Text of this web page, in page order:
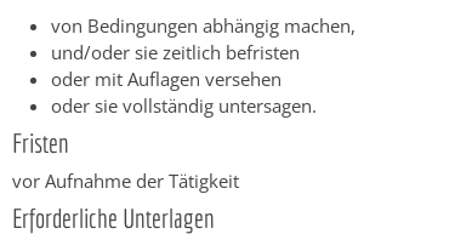
von Bedingungen abhängig machen,
und/oder sie zeitlich befristen
oder mit Auflagen versehen
oder sie vollständig untersagen.
Fristen
vor Aufnahme der Tätigkeit
Erforderliche Unterlagen